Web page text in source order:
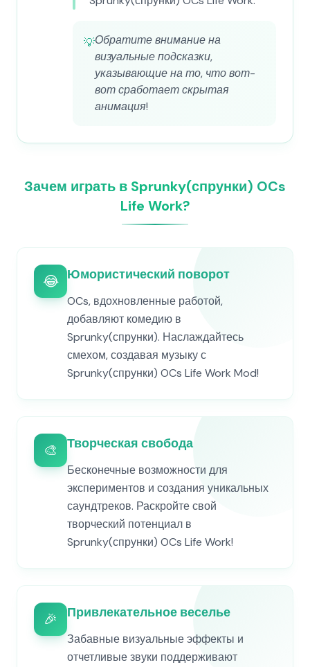
💡Обратите внимание на
визуальные подсказки,
указывающие на то, что вот-
вот сработает скрытая
анимация!
Зачем играть в Sprunky(спрунки) OCs
Life Work?
😂 Юмористический поворот
OCs, вдохновленные работой,
добавляют комедию в
Sprunky(спрунки). Наслаждайтесь
смехом, создавая музыку с
Sprunky(спрунки) OCs Life Work Mod!
🎨 Творческая свобода
Бесконечные возможности для
экспериментов и создания уникальных
саундтреков. Раскройте свой
творческий потенциал в
Sprunky(спрунки) OCs Life Work!
🎉 Привлекательное веселье
Забавные визуальные эффекты и
отчетливые звуки поддерживают